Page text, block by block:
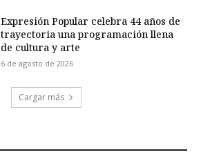
Expresión Popular celebra 44 años de
trayectoria una programación llena
de cultura y arte
6 de agosto de 2026
Cargar más